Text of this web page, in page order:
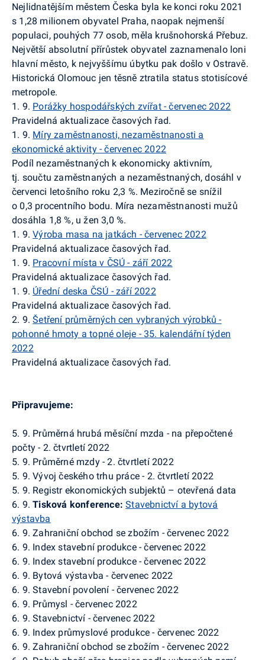
Nejlidnatějším městem Česka byla ke konci roku 2021
s 1,28 milionem obyvatel Praha, naopak nejmenší
populaci, pouhých 77 osob, měla krušnohorská Přebuz.
Největší absolutní přírůstek obyvatel zaznamenalo loni
hlavní město, k nejvyššímu úbytku pak došlo v Ostravě.
Historická Olomouc jen těsně ztratila status stotisícové
metropole.
1. 9. Porážky hospodářských zvířat - červenec 2022
Pravidelná aktualizace časových řad.
1. 9. Míry zaměstnanosti, nezaměstnanosti a
ekonomické aktivity - červenec 2022
Podíl nezaměstnaných k ekonomicky aktivním,
tj. součtu zaměstnaných a nezaměstnaných, dosáhl v
červenci letošního roku 2,3 %. Meziročně se snížil
o 0,3 procentního bodu. Míra nezaměstnanosti mužů
dosáhla 1,8 %, u žen 3,0 %.
1. 9.Výroba masa na jatkách - červenec 2022
Pravidelná aktualizace časových řad.
1. 9. Pracovní místa v ČSÚ - září 2022
Pravidelná aktualizace časových řad.
1. 9. Úřední deska ČSÚ - září 2022
Pravidelná aktualizace časových řad.
2. 9.Šetření průměrných cen vybraných výrobků -
pohonné hmoty a topné oleje - 35. kalendářní týden
2022
Pravidelná aktualizace časových řad.
Připravujeme:
5. 9. Průměrná hrubá měsíční mzda - na přepočtené
počty - 2. čtvrtletí 2022
5. 9. Průměrné mzdy - 2. čtvrtletí 2022
5. 9. Vývoj českého trhu práce - 2. čtvrtletí 2022
5. 9. Registr ekonomických subjektů – otevřená data
6. 9.Tisková konference: Stavebnictví a bytová
výstavba
6. 9. Zahraniční obchod se zbožím - červenec 2022
6. 9. Index stavební produkce - červenec 2022
6. 9. Index stavební produkce - červenec 2022
6. 9. Bytová výstavba - červenec 2022
6. 9. Stavební povolení - červenec 2022
6. 9. Průmysl - červenec 2022
6. 9. Stavebnictví - červenec 2022
6. 9. Index průmyslové produkce - červenec 2022
6. 9. Zahraniční obchod se zbožím - červenec 2022